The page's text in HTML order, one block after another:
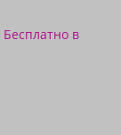
Бесплатно в